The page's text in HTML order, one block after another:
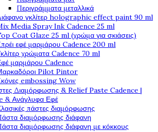
Περιγράμματα μεταλλικά
γκλίτερ holographic effect paint 90 ml
Media Spray Ink Cadence 25 ml
Coat Glaze 25 ml (χρώμα για σκιάσεις)
εφέ μαρμάρου Cadence 200 ml
χρώματα Cadence 70 ml
μαρμάρου Cadence
Pilot Pintor
embossing Wow
Διαμόρφωσης & Relief Paste Cadence |
& Ανάγλυφα Εφέ
πάστες διαμόρφωσης
διαμόρφωσης διάφανη
διαμόρφωσης διάφανη με κόκκους